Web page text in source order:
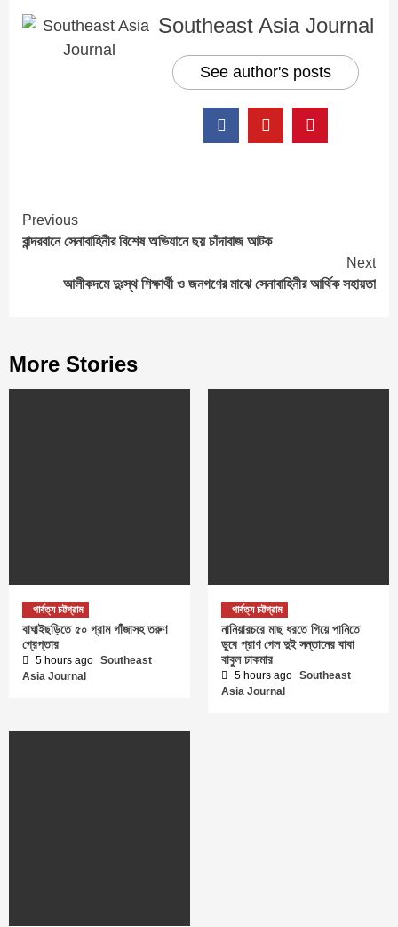
Southeast Asia Journal
See author's posts
Continue
Reading
Previous
বান্দরবানে সেনাবাহিনীর বিশেষ অভিযানে ছয় চাঁদাবাজ আটক
Next
আলীকদমে দুঃস্থ শিক্ষার্থী ও জনগণের মাঝে সেনাবাহিনীর আর্থিক সহায়তা
More Stories
পার্বত্য চট্টগ্রাম
বাঘাইছড়িতে ৫০ গ্রাম গাঁজাসহ তরুণ
গ্রেপ্তার
5 hours ago Southeast
Asia Journal
পার্বত্য চট্টগ্রাম
নানিয়ারচরে মাছ ধরতে গিয়ে পানিতে
ডুবে প্রাণ গেল দুই সন্তানের বাবা
বাবুল চাকমার
5 hours ago Southeast
Asia Journal